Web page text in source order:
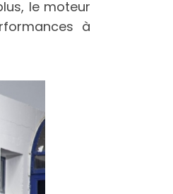
le moteur
à